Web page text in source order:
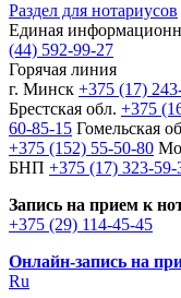
Раздел для нотариусов
Единая
(44) 592-99-27
Горячая линия
г. Минск +375 (17)
Брестская обл. +375
60-85-15 Гомельская
+375 (152) 55-50-80
БНП +375 (17) 323-59-
Запись на прием к
+375 (29) 114-45-45
Онлайн-запись на
Ru